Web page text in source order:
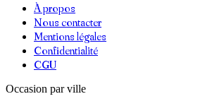
À propos
Nous contacter
Mentions légales
Confidentialité
CGU
Occasion par ville